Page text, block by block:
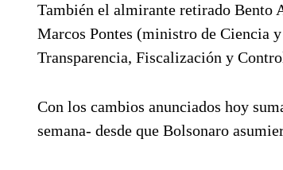
También el almirante retirado Bento
Marcos Pontes (ministro de Ciencia
Transparencia, Fiscalización y
Con los cambios anunciados hoy
semana- desde que Bolsonaro